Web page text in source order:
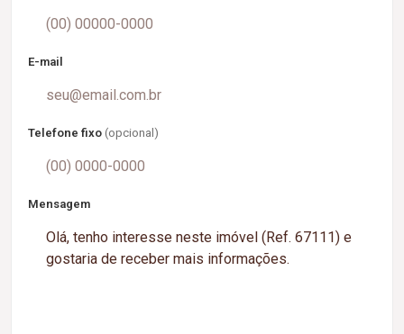
E-mail
Telefone fixo (opcional)
Mensagem